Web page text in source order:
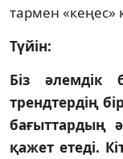
тармен «кеңес»
Түйін:
Біз әлемдік
трендтердің
бағыттардың
қажет етеді.